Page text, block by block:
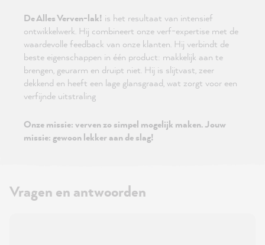
De Alles Verven-lak! is het resultaat van intensief
ontwikkelwerk. Hij combineert onze verf-expertise met de
waardevolle feedback van onze klanten. Hij verbindt de
beste eigenschappen in één product: makkelijk aan te
brengen, geurarm en druipt niet. Hij is slijtvast, zeer
dekkend en heeft een lage glansgraad, wat zorgt voor een
verfijnde uitstraling
Onze missie: verven zo simpel mogelijk maken. Jouw
missie: gewoon lekker aan de slag!
Vragen en antwoorden